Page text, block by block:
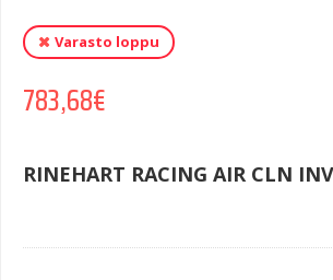
Varasto loppu
783,68€
RINEHART RACING AIR CLN